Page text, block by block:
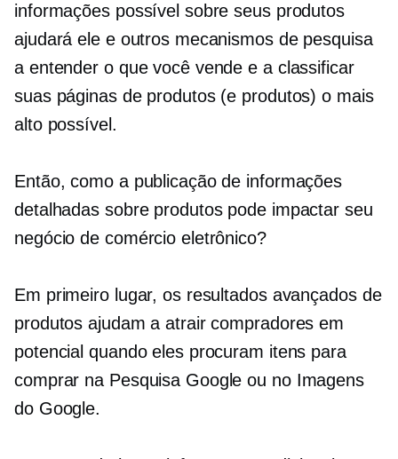
informações possível sobre seus produtos
ajudará ele e outros mecanismos de pesquisa
a entender o que você vende e a classificar
suas páginas de produtos (e produtos) o mais
alto possível.
Então, como a publicação de informações
detalhadas sobre produtos pode impactar seu
negócio de comércio eletrônico?
Em primeiro lugar, os resultados avançados de
produtos ajudam a atrair compradores em
potencial quando eles procuram itens para
comprar na Pesquisa Google ou no Imagens
do Google.